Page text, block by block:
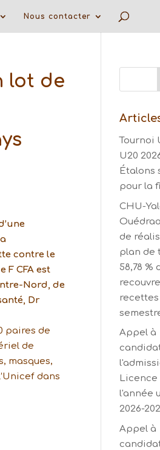
Nous contacter
lot de
contre le
F CFA est
Nord, de
Dr
paires de
de
masques,
dans
Tournoi
U20
Étalons
pour la
CHU-
de
plan de
58,78 %
Appel à
l'année
2026-
Appel à